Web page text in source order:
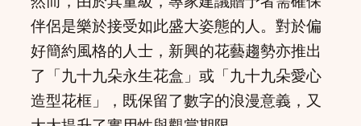
伴侶是樂於接受如此盛大姿態的人。對於偏
好簡約風格的人士，新興的花藝趨勢亦推出
了「九十九朵永生花盒」或「九十九朵愛心
造型花框」，既保留了數字的浪漫意義，又